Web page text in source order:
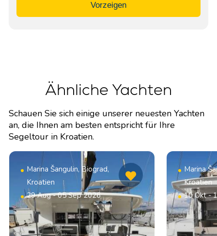
Vorzeigen
Ähnliche Yachten
Schauen Sie sich einige unserer neuesten Yachten
an, die Ihnen am besten entspricht für Ihre
Segeltour in Kroatien.
Marina Šangulin, Biograd,
Kroatien
29 Aug - 05 Sep 2026
Marina
Kroatien
10 Okt -